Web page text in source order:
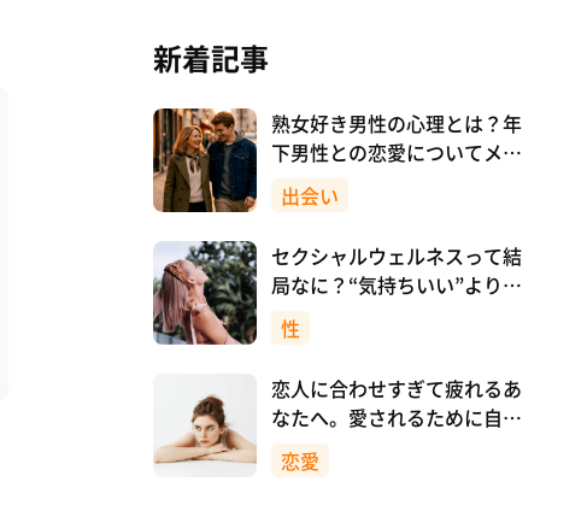
新着記事
熟女好き男性の心理とは？年
下男性との恋愛についてメリ
ットも解説！
出会い
セクシャルウェルネスって結
局なに？“気持ちいい”より先
に、自分を大切にすること
性
恋人に合わせすぎて疲れるあ
なたへ。愛されるために自分
を消さない恋愛のつくり方
恋愛